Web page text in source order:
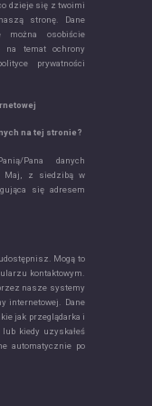
dzieje się z twoimi
stronę. Dane
osobiście
na temat ochrony
prywatności
na tej stronie?
Pana danych
Maj, z siedzibą w
się adresem
Mogą to
kontaktowym.
nasze systemy
internetowej. Dane
jak przeglądarka i
kiedy uzyskałeś
automatycznie po